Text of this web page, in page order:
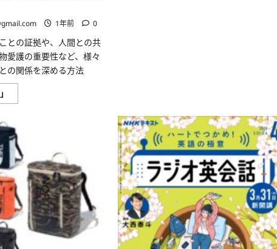
1年前 0
との証拠や、人間との共
愛護の重要性など、様々
の関係を深める方法
物
が
あ
る
こ
と
の
証
拠
や、
人
間
と
の
共
通
方
法
な
ど
知
っ
て
お
く
便
利
な
情
報
に